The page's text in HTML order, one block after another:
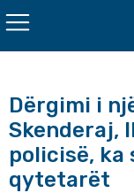
Dërgimi i
Skenderaj,
policisë,
qytetarët